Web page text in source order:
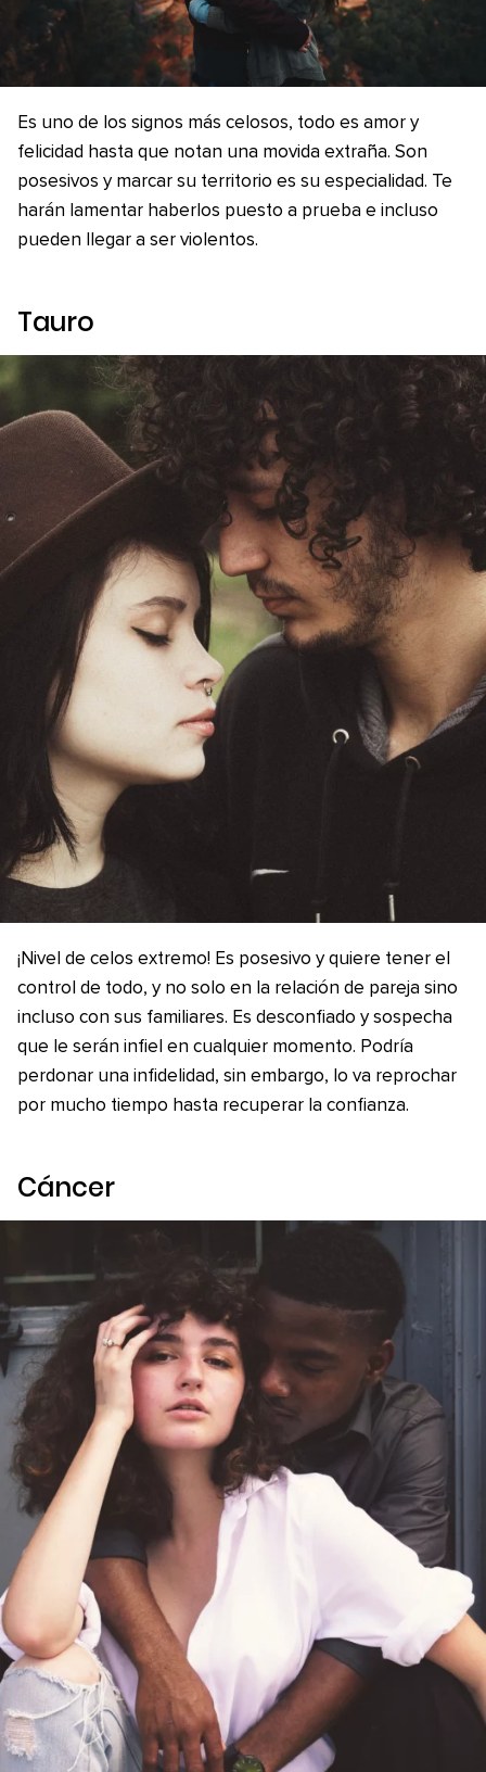
Es uno de los signos más celosos, todo es amor y
felicidad hasta que notan una movida extraña. Son
posesivos y marcar su territorio es su especialidad. Te
harán lamentar haberlos puesto a prueba e incluso
pueden llegar a ser violentos.
Tauro
¡Nivel de celos extremo! Es posesivo y quiere tener el
control de todo, y no solo en la relación de pareja sino
incluso con sus familiares. Es desconfiado y sospecha
que le serán infiel en cualquier momento. Podría
perdonar una infidelidad, sin embargo, lo va reprochar
por mucho tiempo hasta recuperar la confianza.
Cáncer